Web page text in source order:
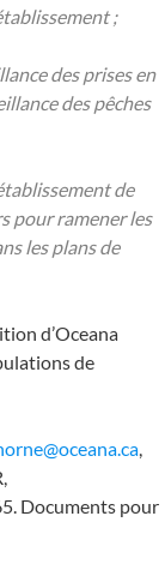
;
des prises en
des pêches
de
pour ramener les
les plans de
d’Oceana
de
,
Documents pour